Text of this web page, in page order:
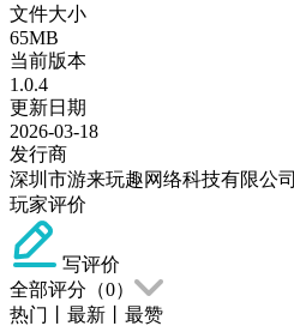
文件大小
65MB
当前版本
1.0.4
更新日期
2026-03-18
发行商
深圳市游来玩趣网络科技有限公司
玩家评价
写评价
全部评分（0）
热门
最新
最赞